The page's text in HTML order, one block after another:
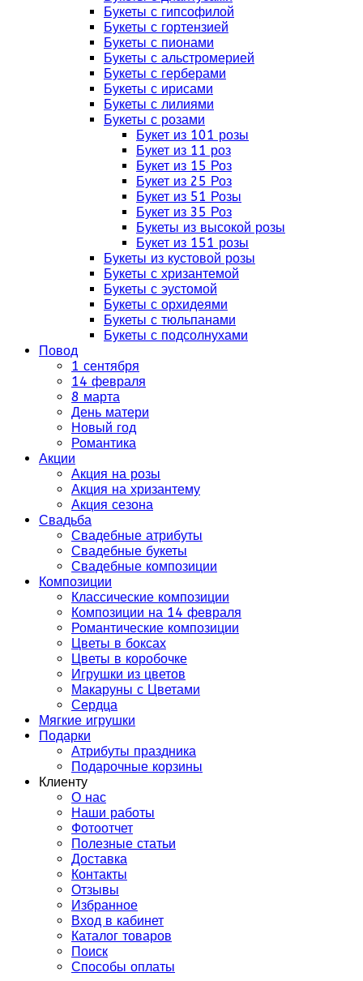
Букеты с гипсофилой
Букеты с гортензией
Букеты с пионами
Букеты с альстромерией
Букеты с герберами
Букеты с ирисами
Букеты с лилиями
Букеты с розами
Букет из 101 розы
Букет из 11 роз
Букет из 15 Роз
Букет из 25 Роз
Букет из 51 Розы
Букет из 35 Роз
Букеты из высокой розы
Букет из 151 розы
Букеты из кустовой розы
Букеты с хризантемой
Букеты с эустомой
Букеты с орхидеями
Букеты с тюльпанами
Букеты с подсолнухами
Повод
1 сентября
14 февраля
8 марта
День матери
Новый год
Романтика
Акции
Акция на розы
Акция на хризантему
Акция сезона
Свадьба
Свадебные атрибуты
Свадебные букеты
Свадебные композиции
Композиции
Классические композиции
Композиции на 14 февраля
Романтические композиции
Цветы в боксах
Цветы в коробочке
Игрушки из цветов
Макаруны с Цветами
Сердца
Мягкие игрушки
Подарки
Атрибуты праздника
Подарочные корзины
Клиенту
О нас
Наши работы
Фотоотчет
Полезные статьи
Доставка
Контакты
Отзывы
Избранное
Вход в кабинет
Каталог товаров
Поиск
Способы оплаты